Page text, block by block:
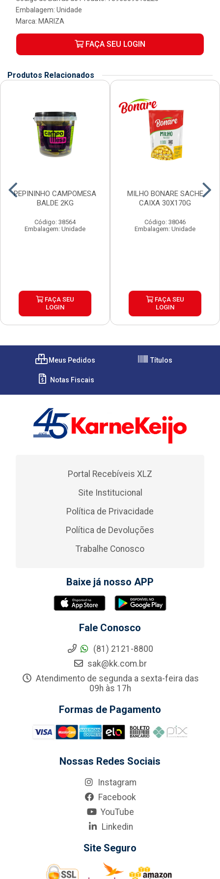
Embalagem: Unidade
Marca: MARIZA
FAÇA SEU LOGIN
Produtos Relacionados
PEPININHO CAMPOMESA
BALDE 2KG
Código: 38564
Embalagem: Unidade
FAÇA SEU
LOGIN
MILHO BONARE SACHE
CAIXA 30X170G
Código: 38046
Embalagem: Unidade
FAÇA SEU
LOGIN
Meus Pedidos Títulos
Notas Fiscais
Portal Recebíveis XLZ
Site Institucional
Política de Privacidade
Política de Devoluções
Trabalhe Conosco
Baixe já nosso APP
Fale Conosco
(81) 2121-8800
sak@kk.com.br
Atendimento de segunda a sexta-feira das
09h às 17h
Formas de Pagamento
Nossas Redes Sociais
Instagram
Facebook
YouTube
Linkedin
Site Seguro